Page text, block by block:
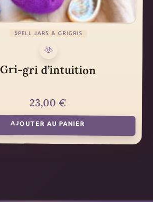
SPELL JARS & GRIGRIS
Gri-gri d’intuition
23,00 €
AJOUTER AU PANIER